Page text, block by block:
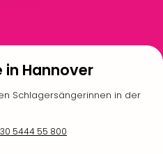
in Hannover
Schlagersängerinnen in der
5444 55 800